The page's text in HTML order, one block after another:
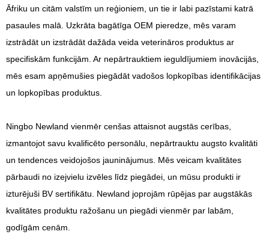
Āfriku un citām valstīm un reģioniem, un tie ir labi pazīstami katrā
pasaules malā. Uzkrāta bagātīga OEM pieredze, mēs varam
izstrādāt un izstrādāt dažāda veida veterināros produktus ar
specifiskām funkcijām. Ar nepārtrauktiem ieguldījumiem inovācijās,
mēs esam apņēmušies piegādāt vadošos lopkopības identifikācijas
un lopkopības produktus.
Ningbo Newland vienmēr cenšas attaisnot augstās cerības,
izmantojot savu kvalificēto personālu, nepārtrauktu augsto kvalitāti
un tendences veidojošos jauninājumus. Mēs veicam kvalitātes
pārbaudi no izejvielu izvēles līdz piegādei, un mūsu produkti ir
izturējuši BV sertifikātu. Newland joprojām rūpējas par augstākās
kvalitātes produktu ražošanu un piegādi vienmēr par labām,
godīgām cenām.